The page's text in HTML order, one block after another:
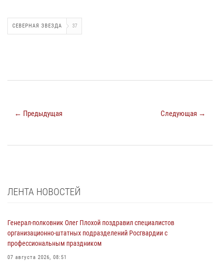
СЕВЕРНАЯ ЗВЕЗДА 37
← Предыдущая Следующая →
ЛЕНТА НОВОСТЕЙ
Генерал-полковник Олег Плохой поздравил специалистов
организационно-штатных подразделений Росгвардии с
профессиональным праздником
07 августа 2026, 08:51